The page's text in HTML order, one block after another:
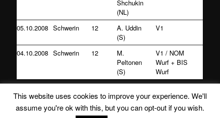
Shchukin
(NL)
05.10.2008 Schwerin 12
A. Uddin
(S)
V1
04.10.2008 Schwerin 12
M.
Peltonen
(S)
V1 / NOM
Wurf + BIS
Wurf
This website uses cookies to improve your experience. We'll
assume you're ok with this, but you can opt-out if you wish.